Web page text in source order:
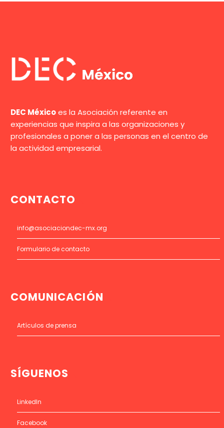
DEC Méxicoes la Asociación referente en
experiencias que inspira a las organizaciones y
profesionales a poner a las personas en el centro de
la actividad empresarial.
CONTACTO
info@asociaciondec-mx.org
Formulario de contacto
COMUNICACIÓN
Artículos de prensa
SÍGUENOS
LinkedIn
Facebook